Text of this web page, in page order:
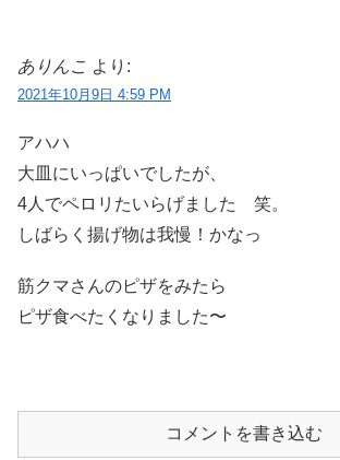
ありんこ より:
2021年10月9日 4:59 PM
アハハ
大皿にいっぱいでしたが、
4人でペロリたいらげました 笑。
しばらく揚げ物は我慢！かなっ
筋クマさんのピザをみたら
ピザ食べたくなりました〜
コメントを書き込む